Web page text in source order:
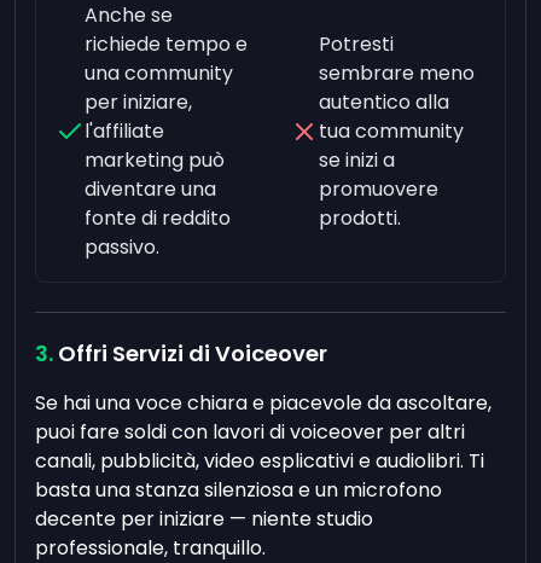
Anche se
richiede tempo e
una community
per iniziare,
l'affiliate
marketing può
diventare una
fonte di reddito
passivo.
Potresti
sembrare meno
autentico alla
tua community
se inizi a
promuovere
prodotti.
Offri Servizi di Voiceover
Se hai una voce chiara e piacevole da ascoltare,
puoi fare soldi con lavori di voiceover per altri
canali, pubblicità, video esplicativi e audiolibri. Ti
basta una stanza silenziosa e un microfono
decente per iniziare — niente studio
professionale, tranquillo.